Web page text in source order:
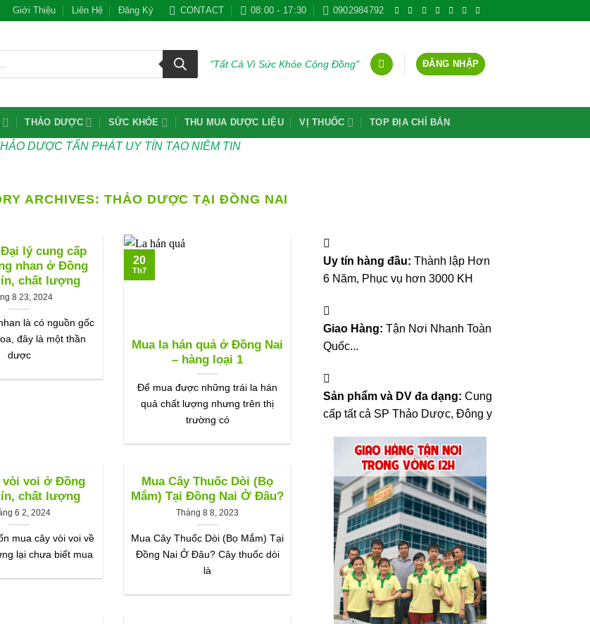
Giới Thiệu Liên Hệ Đăng Ký CONTACT 08:00 - 17:30 0902984792
"Tất Cả Vì Sức Khỏe Cộng Đồng" ĐĂNG NHẬP
THẢO DƯỢC SỨC KHỎE THU MUA DƯỢC LIỆU VỊ THUỐC TOP ĐỊA CHỈ BÁN
DƯỢC TẤN PHÁT UY TÍN TẠO NIÊM TIN
ARCHIVES:THẢO DƯỢC TẠI ĐỒNG NAI
Đại lý cung cấp
nhan ở Đồng
chất lượng
8 23, 2024
là có nguồn gốc
đây là một thần
dược
Mua la hán quả ở Đồng Nai
– hàng loại 1
Để mua được những trái la hán
quả chất lượng nhưng trên thị
trường có
20
Th7
vòi voi ở Đồng
chất lượng
6 2, 2024
mua cây vòi voi về
lại chưa biết mua
Mua Cây Thuốc Dòi (Bọ
Mắm) Tại Đồng Nai Ở Đâu?
Tháng 8 8, 2023
Mua Cây Thuốc Dòi (Bọ Mắm) Tại
Đồng Nai Ở Đâu? Cây thuốc dòi
là
Uy tín hàng đầu: Thành lập Hơn
6 Năm, Phục vụ hơn 3000 KH
Giao Hàng: Tận Nơi Nhanh Toàn
Quốc...
Sản phẩm và DV đa dạng: Cung
cấp tất cả SP Thảo Dược, Đông y